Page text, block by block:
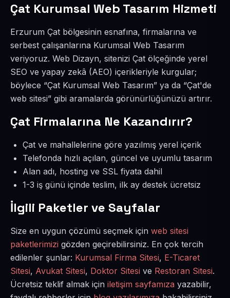
Çat Kurumsal Web Tasarım Hizmeti
Erzurum Çat bölgesinin esnafına, firmalarına ve
serbest çalışanlarına Kurumsal Web Tasarım
veriyoruz. Web Dizayn, sitenizi Çat ölçeğinde yerel
SEO ve yapay zekâ (AEO) içerikleriyle kurgular;
böylece “Çat Kurumsal Web Tasarım” ya da “Çat'de
web sitesi” gibi aramalarda görünürlüğünüzü artırır.
Çat Firmalarına Ne Kazandırır?
Çat ve mahallelerine göre yazılmış yerel içerik
Telefonda hızlı açılan, güncel ve uyumlu tasarım
Alan adı, hosting ve SSL fiyata dahil
1-3 iş günü içinde teslim, ilk ay destek ücretsiz
İlgili Paketler ve Sayfalar
Size en uygun çözümü seçmek için web sitesi
paketlerimizi gözden geçirebilirsiniz. En çok tercih
edilenler şunlar: Kurumsal Firma Sitesi, E-Ticaret
Sitesi, Avukat Sitesi, Doktor Sitesi ve Restoran Sitesi.
Ücretsiz teklif almak için iletişim sayfamıza yazabilir,